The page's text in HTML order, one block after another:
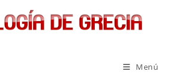
Menú